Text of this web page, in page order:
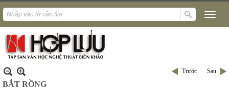
Trước Sau
BẮT RỒNG